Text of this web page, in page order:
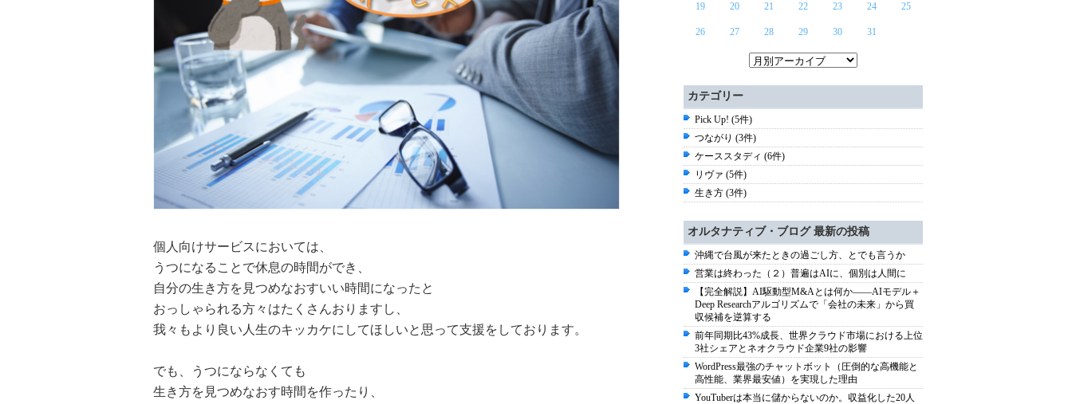
個人向けサービスにおいては、
うつになることで休息の時間ができ、
自分の生き方を見つめなおすいい時間になったと
おっしゃられる方々はたくさんおりますし、
我々もより良い人生のキッカケにしてほしいと思って支援をしております。
でも、うつにならなくても
生き方を見つめなおす時間を作ったり、
19 20 21 22 23 24 25
26 27 28 29 30 31
カテゴリー
Pick Up! (5件)
つながり (3件)
ケーススタディ (6件)
リヴァ (5件)
生き方 (3件)
オルタナティブ・ブログ 最新の投稿
沖縄で台風が来たときの過ごし方、とでも言うか
営業は終わった（２）普遍はAIに、個別は人間に
【完全解説】AI駆動型M&Aとは何か――AIモデル＋
Deep Researchアルゴリズムで「会社の未来」から買
収候補を逆算する
前年同期比43%成長、世界クラウド市場における上位
3社シェアとネオクラウド企業9社の影響
WordPress最強のチャットボット（圧倒的な高機能と
高性能、業界最安値）を実現した理由
YouTuberは本当に儲からないのか。収益化した20人